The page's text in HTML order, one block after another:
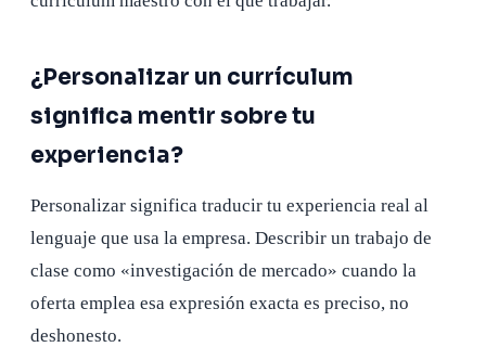
¿Personalizar un currículum
significa mentir sobre tu
experiencia?
Personalizar significa traducir tu experiencia real al
lenguaje que usa la empresa. Describir un trabajo de
clase como «investigación de mercado» cuando la
oferta emplea esa expresión exacta es preciso, no
deshonesto.